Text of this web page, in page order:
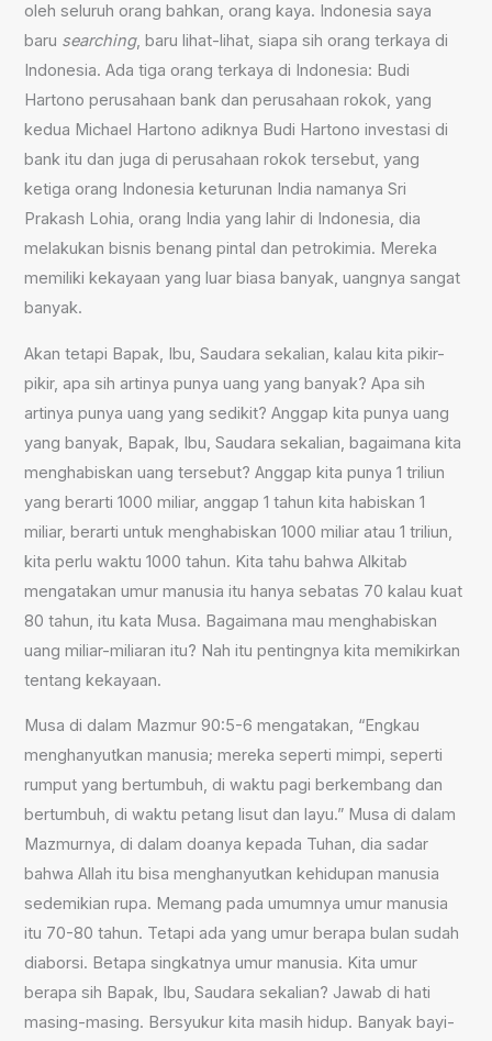
oleh seluruh orang bahkan, orang kaya. Indonesia saya
baru searching, baru lihat-lihat, siapa sih orang terkaya di
Indonesia. Ada tiga orang terkaya di Indonesia: Budi
Hartono perusahaan bank dan perusahaan rokok, yang
kedua Michael Hartono adiknya Budi Hartono investasi di
bank itu dan juga di perusahaan rokok tersebut, yang
ketiga orang Indonesia keturunan India namanya Sri
Prakash Lohia, orang India yang lahir di Indonesia, dia
melakukan bisnis benang pintal dan petrokimia. Mereka
memiliki kekayaan yang luar biasa banyak, uangnya sangat
banyak.
Akan tetapi Bapak, Ibu, Saudara sekalian, kalau kita pikir-
pikir, apa sih artinya punya uang yang banyak? Apa sih
artinya punya uang yang sedikit? Anggap kita punya uang
yang banyak, Bapak, Ibu, Saudara sekalian, bagaimana kita
menghabiskan uang tersebut? Anggap kita punya 1 triliun
yang berarti 1000 miliar, anggap 1 tahun kita habiskan 1
miliar, berarti untuk menghabiskan 1000 miliar atau 1 triliun,
kita perlu waktu 1000 tahun. Kita tahu bahwa Alkitab
mengatakan umur manusia itu hanya sebatas 70 kalau kuat
80 tahun, itu kata Musa. Bagaimana mau menghabiskan
uang miliar-miliaran itu? Nah itu pentingnya kita memikirkan
tentang kekayaan.
Musa di dalam Mazmur 90:5-6 mengatakan, “Engkau
menghanyutkan manusia; mereka seperti mimpi, seperti
rumput yang bertumbuh, di waktu pagi berkembang dan
bertumbuh, di waktu petang lisut dan layu.” Musa di dalam
Mazmurnya, di dalam doanya kepada Tuhan, dia sadar
bahwa Allah itu bisa menghanyutkan kehidupan manusia
sedemikian rupa. Memang pada umumnya umur manusia
itu 70-80 tahun. Tetapi ada yang umur berapa bulan sudah
diaborsi. Betapa singkatnya umur manusia. Kita umur
berapa sih Bapak, Ibu, Saudara sekalian? Jawab di hati
masing-masing. Bersyukur kita masih hidup. Banyak bayi-